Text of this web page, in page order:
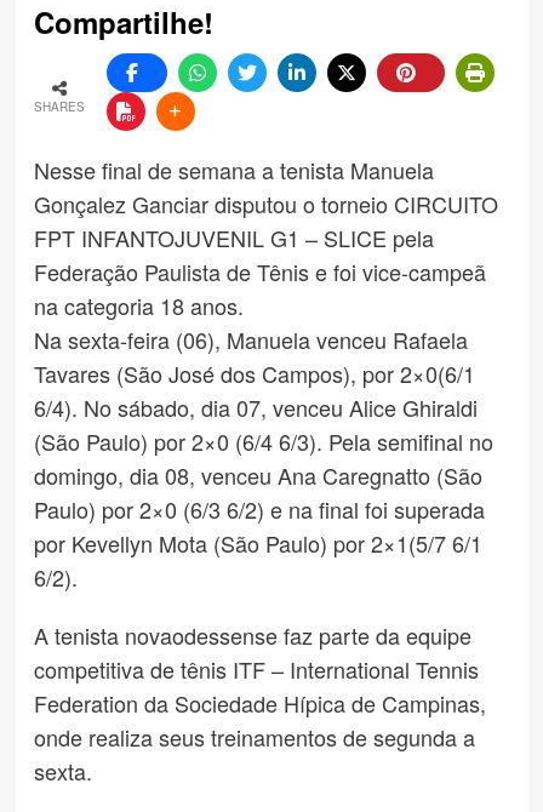
Compartilhe!
SHARES
Nesse final de semana a tenista Manuela
Gonçalez Ganciar disputou o torneio CIRCUITO
FPT INFANTOJUVENIL G1 – SLICE pela
Federação Paulista de Tênis e foi vice-campeã
na categoria 18 anos.
Na sexta-feira (06), Manuela venceu Rafaela
Tavares (São José dos Campos), por 2×0(6/1
6/4). No sábado, dia 07, venceu Alice Ghiraldi
(São Paulo) por 2×0 (6/4 6/3). Pela semifinal no
domingo, dia 08, venceu Ana Caregnatto (São
Paulo) por 2×0 (6/3 6/2) e na final foi superada
por Kevellyn Mota (São Paulo) por 2×1(5/7 6/1
6/2).
A tenista novaodessense faz parte da equipe
competitiva de tênis ITF – International Tennis
Federation da Sociedade Hípica de Campinas,
onde realiza seus treinamentos de segunda a
sexta.